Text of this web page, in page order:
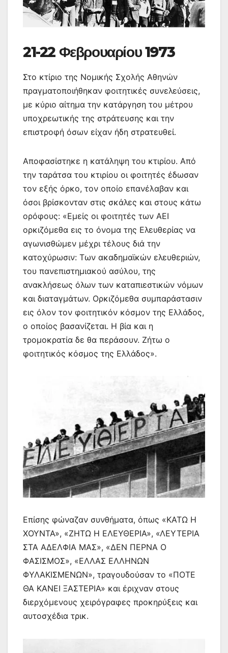
21-22 Φεβρουαρίου 1973
Στο κτίριο της Νομικής Σχολής Αθηνών
πραγματοποιήθηκαν φοιτητικές συνελεύσεις,
με κύριο αίτημα την κατάργηση του μέτρου
υποχρεωτικής της στράτευσης και την
επιστροφή όσων είχαν ήδη στρατευθεί.
Αποφασίστηκε η κατάληψη του κτιρίου. Από
την ταράτσα του κτιρίου οι φοιτητές έδωσαν
τον εξής όρκο, τον οποίο επανέλαβαν και
όσοι βρίσκονταν στις σκάλες και στους κάτω
ορόφους: «Εμείς οι φοιτητές των ΑΕΙ
ορκιζόμεθα εις το όνομα της Ελευθερίας να
αγωνισθώμεν μέχρι τέλους διά την
κατοχύρωσιν: Των ακαδημαϊκών ελευθεριών,
του πανεπιστημιακού ασύλου, της
ανακλήσεως όλων των καταπιεστικών νόμων
και διαταγμάτων. Ορκιζόμεθα συμπαράστασιν
εις όλον τον φοιτητικόν κόσμον της Ελλάδος,
ο οποίος βασανίζεται. Η βία και η
τρομοκρατία δε θα περάσουν. Ζήτω ο
φοιτητικός κόσμος της Ελλάδος».
Επίσης φώναζαν συνθήματα, όπως «ΚΑΤΩ Η
ΧΟΥΝΤΑ», «ΖΗΤΩ Η ΕΛΕΥΘΕΡΙΑ», «ΛΕΥΤΕΡΙΑ
ΣΤΑ ΑΔΕΛΦΙΑ ΜΑΣ», «ΔΕΝ ΠΕΡΝΑ Ο
ΦΑΣΙΣΜΟΣ», «ΕΛΛΑΣ ΕΛΛΗΝΩΝ
ΦΥΛΑΚΙΣΜΕΝΩΝ», τραγουδούσαν το «ΠΟΤΕ
ΘΑ ΚΑΝΕΙ ΞΑΣΤΕΡΙΑ» και έριχναν στους
διερχόμενους χειρόγραφες προκηρύξεις και
αυτοσχέδια τρικ.